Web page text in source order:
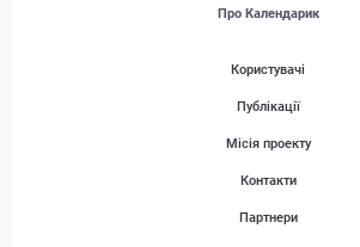
Про Календарик
Користувачі
Публікації
Місія проекту
Контакти
Партнери